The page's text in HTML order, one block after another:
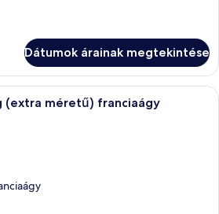
Dátumok árainak megtekintése
Egy modern szállodaszoba, sötét
(extra méretű) franciaágy